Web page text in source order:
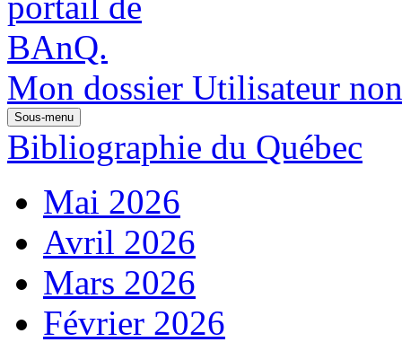
Mon dossier Utilisateur
Sous-menu
Bibliographie du Québec
Mai 2026
Avril 2026
Mars 2026
Février 2026